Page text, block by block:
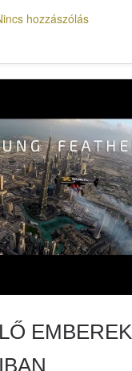
hozzászólás
EMBEREK